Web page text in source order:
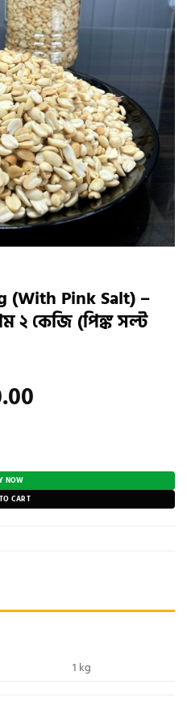
(With Pink Salt) –
২ কেজি (পিঙ্ক সল্ট
Current
৳ 950.00.
– রোস্টেড দেশীয় চীনা বাদাম ২
NOW
CART
1 kg